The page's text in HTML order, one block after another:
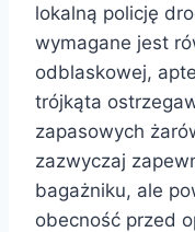
lokalną policję
wymagane jest
odblaskowej,
trójkąta
zapasowych
zazwyczaj
bagażniku, ale
obecność przed